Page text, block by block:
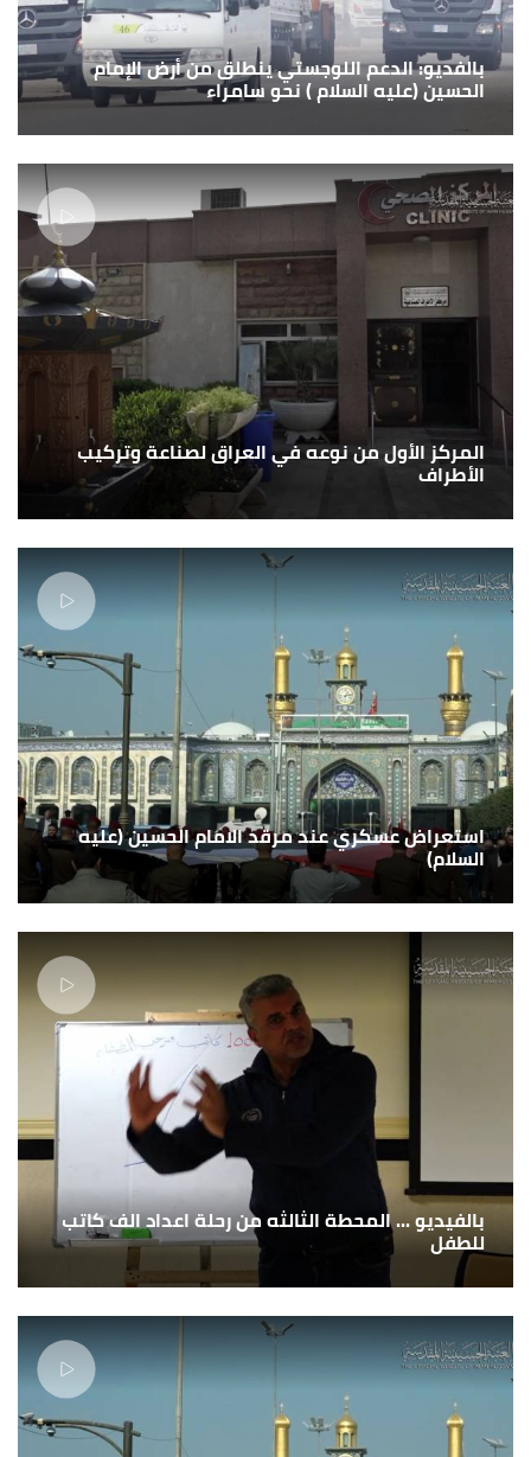
بالفديو: الدعم اللوجستي ينطلق من أرض الإمام
الحسين (عليه السلام ) نحو سامراء
المركز الأول من نوعه في العراق لصناعة وتركيب
الأطراف
استعراض عسكري عند مرقد الامام الحسين (عليه
السلام)
بالفيديو ... المحطة الثالثه من رحلة اعداد الف كاتب
للطفل